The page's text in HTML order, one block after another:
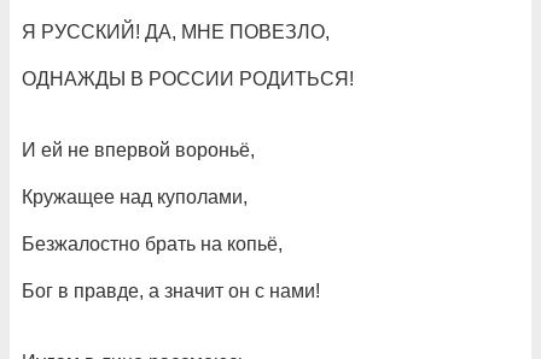
Я РУССКИЙ! ДА, МНЕ ПОВЕЗЛО,
ОДНАЖДЫ В РОССИИ РОДИТЬСЯ!
И ей не впервой вороньё,
Кружащее над куполами,
Безжалостно брать на копьё,
Бог в правде, а значит он с нами!